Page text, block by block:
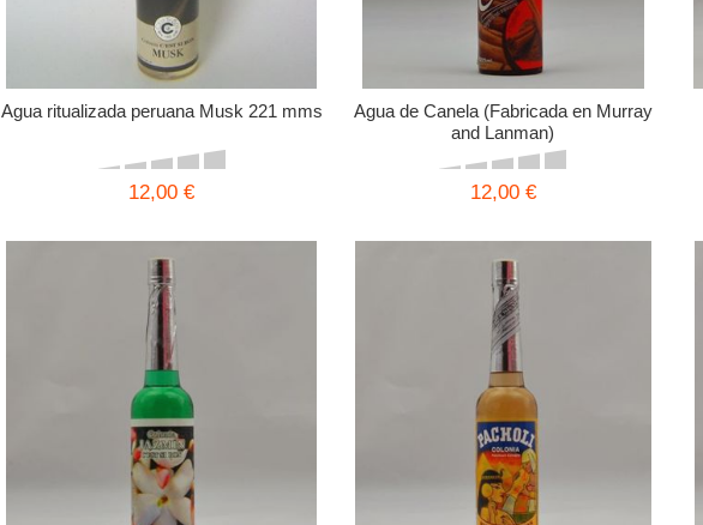
Agua ritualizada peruana Musk 221 mms
12,00 €
Agua de Canela (Fabricada en Murray
and Lanman)
12,00 €